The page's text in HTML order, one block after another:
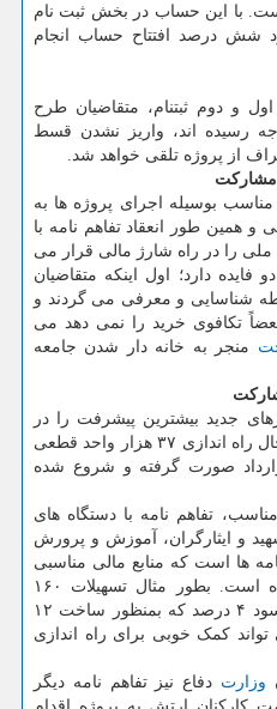
بوده است. با این حساب در بخش ثبت نام
شش درصد افتتاح حساب انجام
و دوم ثبتنام، متقاضیان طرح
رسیده اند، واریز نشدن قسط
از پروژه تلقی خواهد شد.
مشارکت
بوسیله اجرای پروژه ها به
طور انعقاد تفاهم نامه با
را در راه شارژ مالی قرار می
دارد؛ اول اینکه متقاضیان
شناسایی و معرفی می گردند و
تکافوی خرید را نمی دهد می
منجر به خانه دار شدن جامعه
جدید بیشترین پیشرفت را در
واحدهای مشارکتی داشته که تابحال راه اندازی ۳۷ هزار واحد قطعی
قرارداد صورت گرفته و شروع شده
تفاهم نامه با دستگاه های
و ایثارگران، آموزش و پرورش
ها است که منابع مالی مناسبی
نیز برای آن در نظر گرفته شده است. بطور مثال تسهیلات ۱۶۰
میلیون تومانی ایثارگران با نرخ سود ۴ درصد که بمنظور ساخت ۱۲
کمک خوبی برای راه اندازی
وزارت دفاع نیز تفاهم نامه دیگر